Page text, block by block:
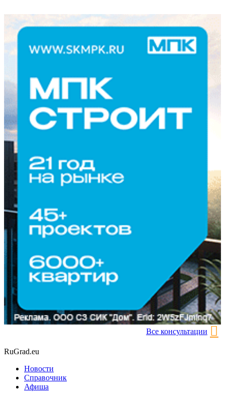
Все консультации
RuGrad.eu
Новости
Справочник
Афиша